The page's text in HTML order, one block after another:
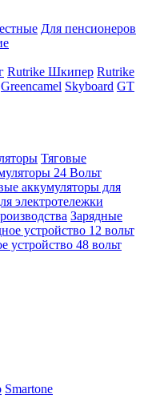
Для пенсионеров
Rutrike Шкипер Rutrike
Greencamel Skyboard GT
Тяговые
24 Вольт
аккумуляторы для
электротележки
Зарядные
устройство 12 вольт
устройство 48 вольт
Smartone